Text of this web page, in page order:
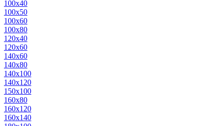
100х40
100х50
100х60
100х80
120х40
120х60
140х60
140х80
140х100
140х120
150х100
160х80
160х120
160х140